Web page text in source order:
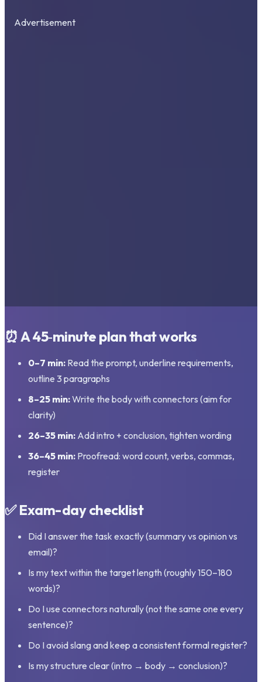
Advertisement
⏰ A 45‑minute plan that works
0–7 min: Read the prompt, underline requirements,
outline 3 paragraphs
8–25 min:Write the body with connectors (aim for
clarity)
26–35 min: Add intro + conclusion, tighten wording
36–45 min: Proofread: word count, verbs, commas,
register
✅ Exam-day checklist
Did I answer the task exactly (summary vs opinion vs
email)?
Is my text within the target length (roughly 150–180
words)?
Do I use connectors naturally (not the same one every
sentence)?
Do I avoid slang and keep a consistent formal register?
Is my structure clear (intro → body → conclusion)?